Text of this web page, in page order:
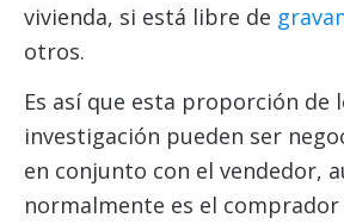
vivienda, si está libre de
otros.
Es así que esta proporción de
investigación pueden ser
en conjunto con el vendedor,
normalmente es el